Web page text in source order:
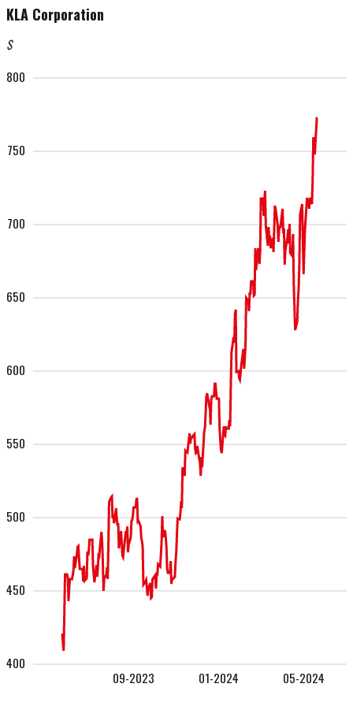
KLA Corporation
$
05-2024
01-2024
09-2023
400
450
500
550
600
650
700
750
800